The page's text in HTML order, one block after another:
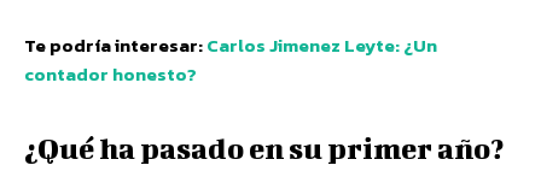
Te podría interesar:Carlos Jimenez Leyte: ¿Un
contador honesto?
¿Qué ha pasado en su primer año?